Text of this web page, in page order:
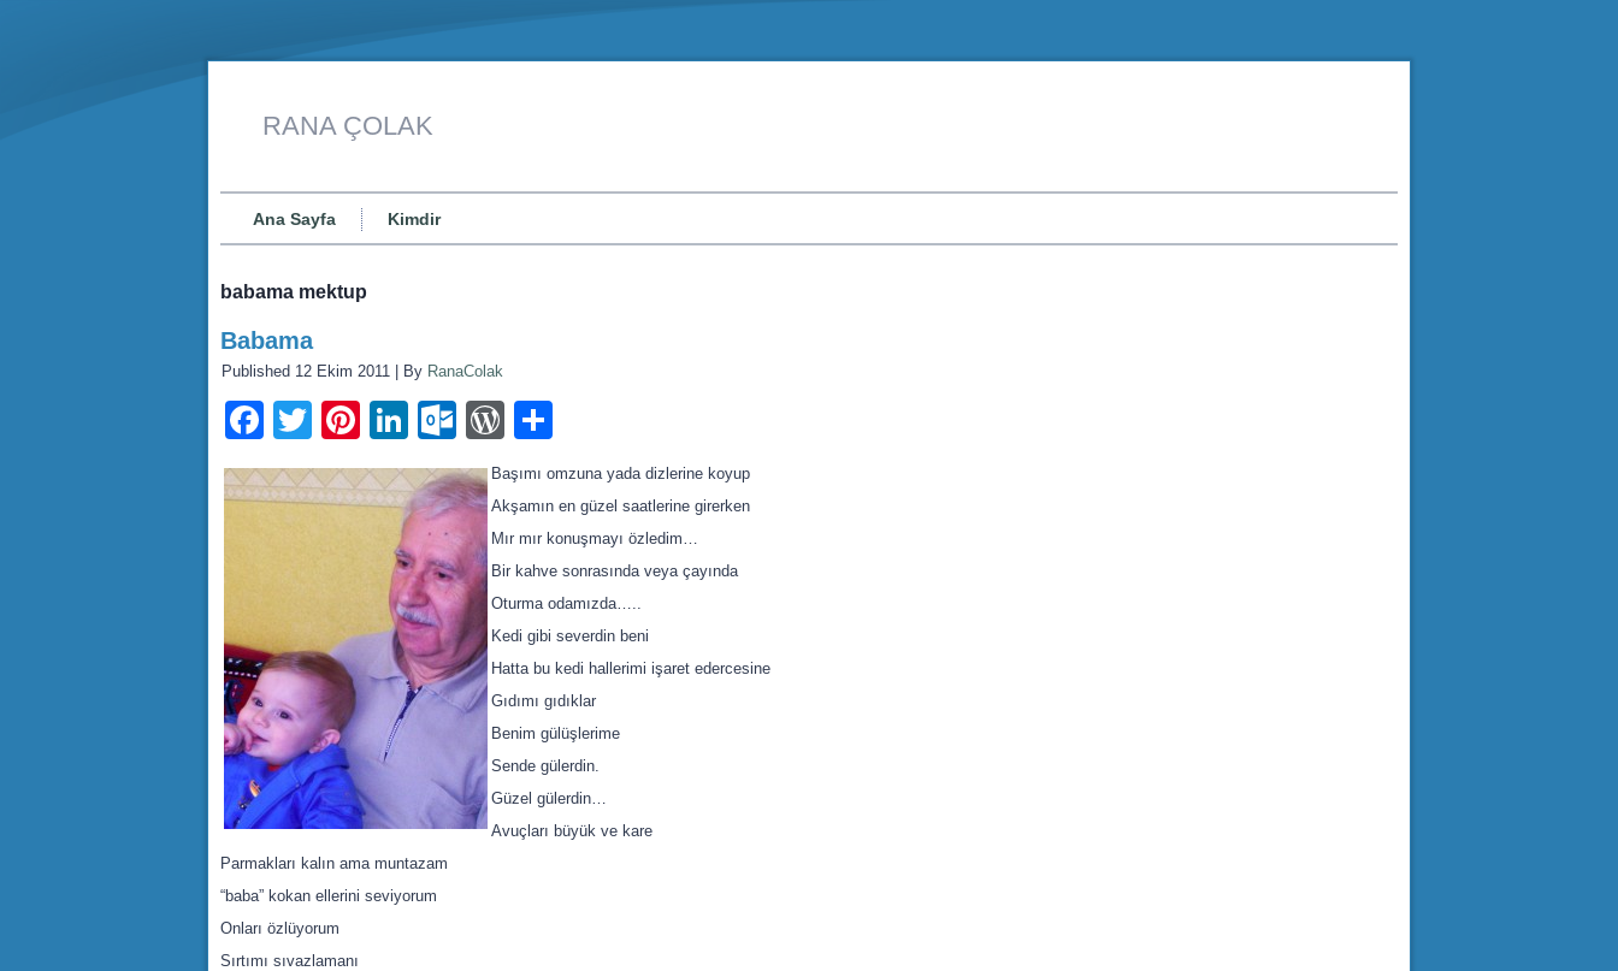
RANA ÇOLAK
Ana Sayfa Kimdir
babama mektup
Babama
Published 12 Ekim 2011 By RanaColak
Facebook
TwitterPinterest
LinkedIn
Outlook.com
WordPress
Başımı omzuna yada dizlerine koyup
Akşamın en güzel saatlerine girerken
Mır mır konuşmayı özledim…
Bir kahve sonrasında veya çayında
Oturma odamızda…..
Kedi gibi severdin beni
Hatta bu kedi hallerimi işaret edercesine
Gıdımı gıdıklar
Benim gülüşlerime
Sende gülerdin.
Güzel gülerdin…
Avuçları büyük ve kare
Parmakları kalın ama muntazam
“baba” kokan ellerini seviyorum
Onları özlüyorum
Sırtımı sıvazlamanı